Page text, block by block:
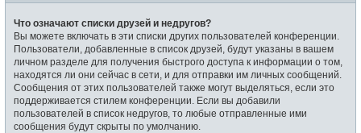
Что означают списки друзей и недругов?
Вы можете включать в эти списки других пользователей конференции.
Пользователи, добавленные в список друзей, будут указаны в вашем
личном разделе для получения быстрого доступа к информации о том,
находятся ли они сейчас в сети, и для отправки им личных сообщений.
Сообщения от этих пользователей также могут выделяться, если это
поддерживается стилем конференции. Если вы добавили
пользователей в список недругов, то любые отправленные ими
сообщения будут скрыты по умолчанию.